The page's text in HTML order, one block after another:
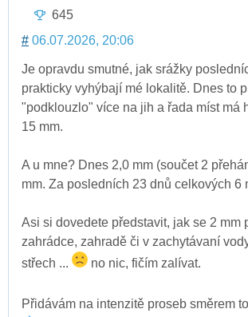
645
# 06.07.2026, 20:06
Je opravdu smutné, jak srážky
prakticky vyhýbají mé lokalitě. Dnes to
"podklouzlo" více na jih a řada míst má
15 mm.
A u mne? Dnes 2,0 mm (součet 2
mm. Za posledních 23 dnů celkových 6
Asi si dovedete představit, jak se 2 mm
zahrádce, zahradě či v zachytávaní
střech ...
no nic, fičím zalívat.
Přidávám na intenzitě proseb směrem